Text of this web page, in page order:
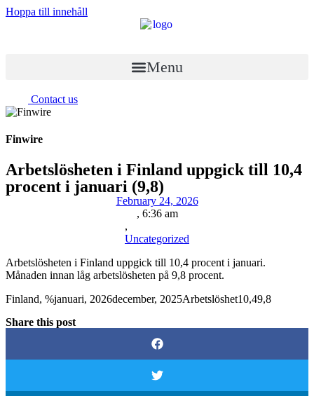
Hoppa till innehåll
Menu
Contact us
Finwire
Arbetslösheten i Finland uppgick till 10,4
procent i januari (9,8)
February 24, 2026
, 6:36 am
,
Uncategorized
Arbetslösheten i Finland uppgick till 10,4 procent i januari.
Månaden innan låg arbetslösheten på 9,8 procent.
Finland, %januari, 2026december, 2025Arbetslöshet10,49,8
Share this post